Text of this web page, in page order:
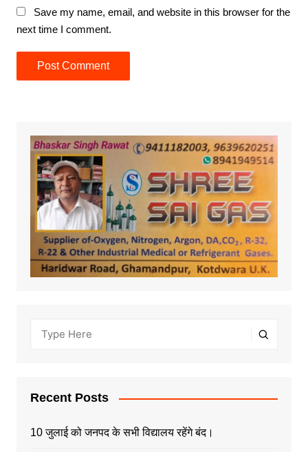
Save my name, email, and website in this browser for the
next time I comment.
Recent Posts
10 जुलाई को जनपद के सभी विद्यालय रहेंगे बंद।